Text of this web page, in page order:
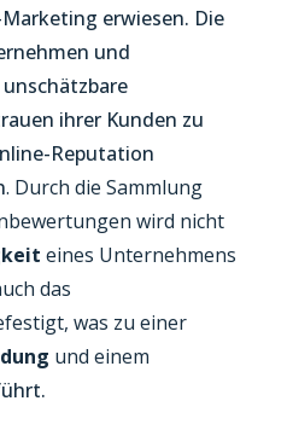
erwiesen. Die
und
ihrer Kunden zu
Reputation
. Durch die Sammlung
wird nicht
eines Unternehmens
das
was zu einer
und einem